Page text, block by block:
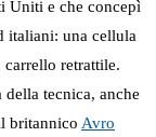
Uniti e che concepì
italiani: una cellula
carrello retrattile.
tecnica, anche
britannico Avro